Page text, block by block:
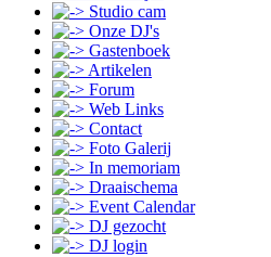
Studio cam
Onze DJ's
Gastenboek
Artikelen
Forum
Web Links
Contact
Foto Galerij
In memoriam
Draaischema
Event Calendar
DJ gezocht
DJ login